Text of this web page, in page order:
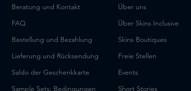
Beratung und Kontakt
FAQ
Bestellung und Bezahlung
Lieferung und Rücksendung
Saldo der Geschenkkarte
Sample Sets: Bedingungen
Über uns
Über Skins Inclusive
Skins Boutiques
Freie Stellen
Events
Short Stories